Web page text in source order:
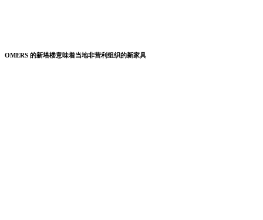
OMERS 的新塔楼意味着当地非营利组织的新家具